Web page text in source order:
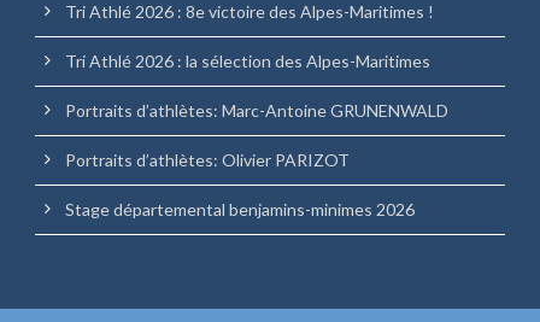
Tri Athlé 2026 : 8e victoire des Alpes-Maritimes !
Tri Athlé 2026 : la sélection des Alpes-Maritimes
Portraits d’athlètes: Marc-Antoine GRUNENWALD
Portraits d’athlètes: Olivier PARIZOT
Stage départemental benjamins-minimes 2026